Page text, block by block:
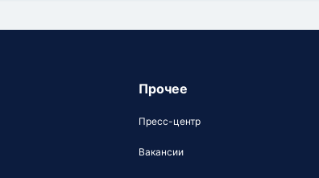
Прочее
Пресс-центр
Вакансии